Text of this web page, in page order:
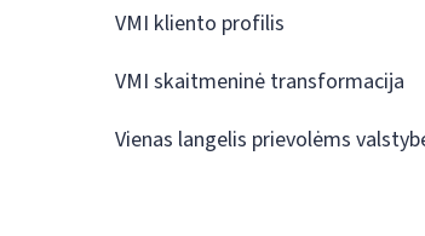
VMI kliento profilis
VMI skaitmeninė transformacija
Vienas langelis prievolėms